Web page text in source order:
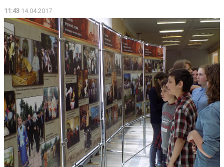
11:43 14.04.2017